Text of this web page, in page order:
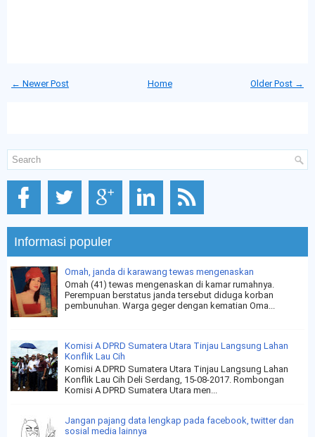
← Newer Post Older Post →
Home
Informasi populer
Omah, janda di karawang tewas mengenaskan
Omah (41) tewas mengenaskan di kamar rumahnya.
Perempuan berstatus janda tersebut diduga korban
pembunuhan. Warga geger dengan kematian Oma...
Komisi A DPRD Sumatera Utara Tinjau Langsung Lahan
Konflik Lau Cih
Komisi A DPRD Sumatera Utara Tinjau Langsung Lahan
Konflik Lau Cih Deli Serdang, 15-08-2017. Rombongan
Komisi A DPRD Sumatera Utara men...
Jangan pajang data lengkap pada facebook, twitter dan
sosial media lainnya